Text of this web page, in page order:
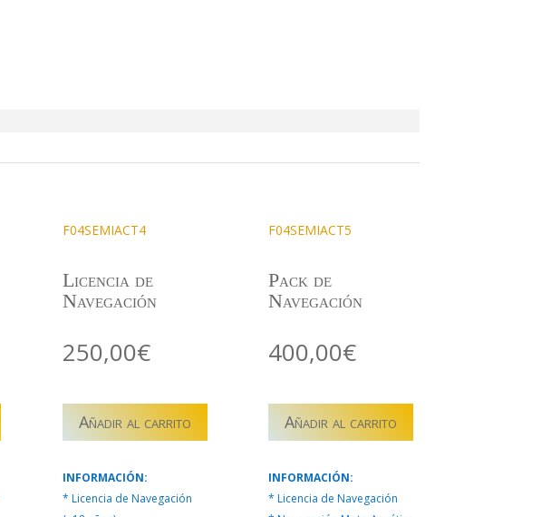
F04SEMIACT4
Licencia de
Navegación
250,00€
F04SEMIACT4
LICENCIA
Añadir al carrito
INFORMACIÓN:
* Licencia de Navegación
F04SEMIACT5
Pack de
Navegación
400,00€
F04SEMIACT5
PACK
EMBARCACIONES
Añadir al carrito
INFORMACIÓN:
* Licencia de Navegación